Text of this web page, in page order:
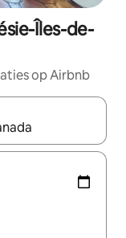
Îles-de-
op Airbnb
maak je een keuze